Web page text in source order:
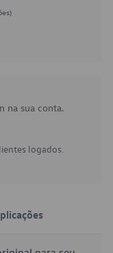
na sua conta.
logados.